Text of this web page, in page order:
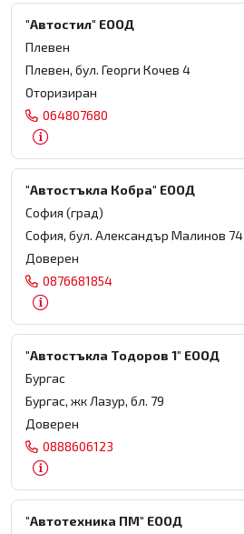
"Автостил" ЕООД
Плевен
Плевен, бул. Георги Кочев 4
Оторизиран
064807680
"Автостъкла Кобра" ЕООД
София (град)
София, бул. Александър Малинов 74
Доверен
0876681854
"Автостъкла Тодоров 1" ЕООД
Бургас
Бургас, жк Лазур, бл. 79
Доверен
0888606123
"Автотехника ПМ" ЕООД